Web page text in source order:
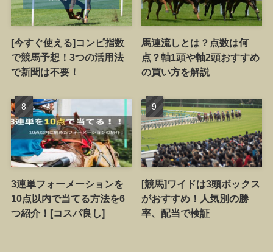
[今すぐ使える]コンピ指数
で競馬予想！3つの活用法
で新聞は不要！
馬連流しとは？点数は何
点？軸1頭や軸2頭おすすめ
の買い方を解説
3連単フォーメーションを
10点以内で当てる方法を6
つ紹介！[コスパ良し]
[競馬]ワイドは3頭ボックス
がおすすめ！人気別の勝
率、配当で検証